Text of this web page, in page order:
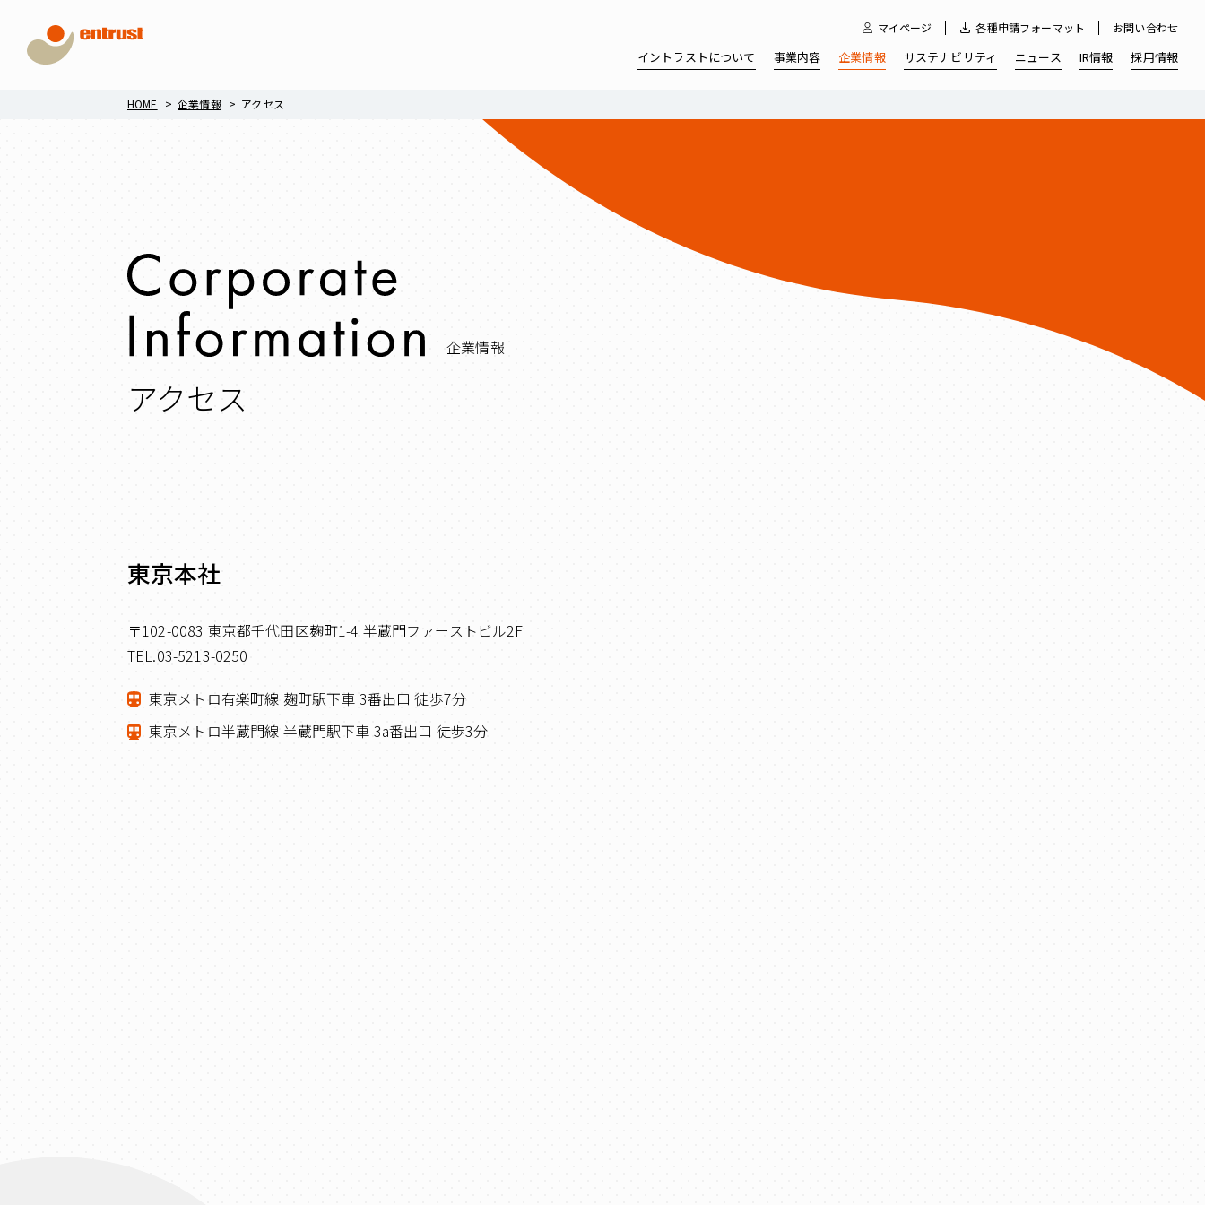
イントラストについて 事業内容 企業情報 サステナビリティ ニュース IR情報 採用情報
マイページ 各種申請フォーマット お問い合わせ
HOME 企業情報 アクセス
企業情報
アクセス
東京本社
〒102-0083 東京都千代⽥区麹町1-4 半蔵⾨ファーストビル2F
TEL.03-5213-0250
東京メトロ有楽町線 麹町駅下⾞ 3番出⼝ 徒歩7分
東京メトロ半蔵⾨線 半蔵⾨駅下⾞ 3a番出⼝ 徒歩3分